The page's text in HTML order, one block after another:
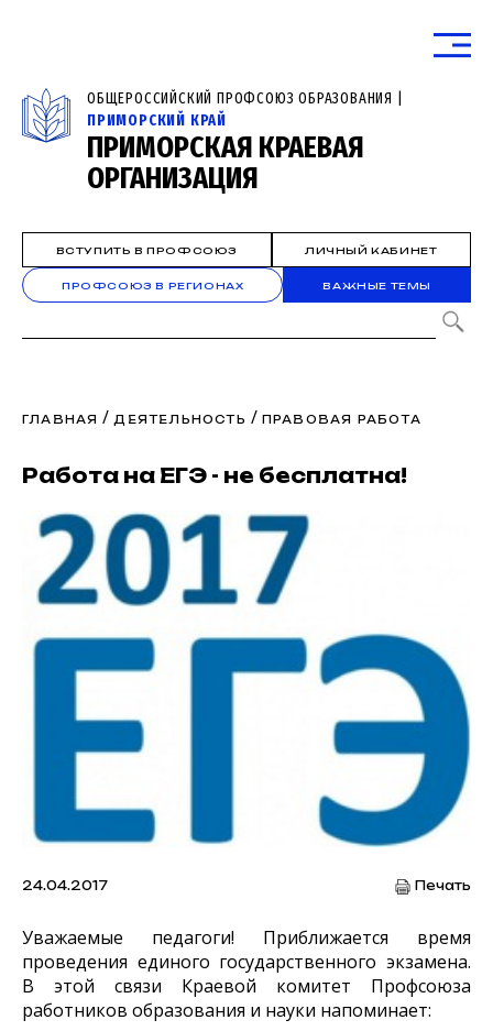
ОБЩЕРОССИЙСКИЙ ПРОФСОЮЗ ОБРАЗОВАНИЯ |
ПРИМОРСКИЙ КРАЙ
ПРИМОРСКАЯ КРАЕВАЯ
ОРГАНИЗАЦИЯ
ВСТУПИТЬ В ПРОФСОЮЗ ЛИЧНЫЙ КАБИНЕТ
ПРОФСОЮЗ В РЕГИОНАХ ВАЖНЫЕ ТЕМЫ
ГЛАВНАЯ /ДЕЯТЕЛЬНОСТЬ / ПРАВОВАЯ РАБОТА
Работа на ЕГЭ - не бесплатна!
24.04.2017 Печать
Уважаемые педагоги! Приближается время
проведения единого государственного экзамена.
В этой связи Краевой комитет Профсоюза
работников образования и науки напоминает: